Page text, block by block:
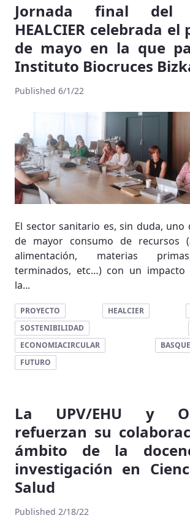
Jornada final del
HEALCIER celebrada el
de mayo en la que
Instituto Biocruces
Published 6/1/22
El sector sanitario es, sin duda, uno
de mayor consumo de recursos
alimentación, materias
terminados, etc…) con un impacto
la...
PROYECTO HEALCIER
SOSTENIBILIDAD
ECONOMIACIRCULAR
FUTURO
La UPV/EHU y
refuerzan su
ámbito de la
investigación en
Salud
Published 2/18/22